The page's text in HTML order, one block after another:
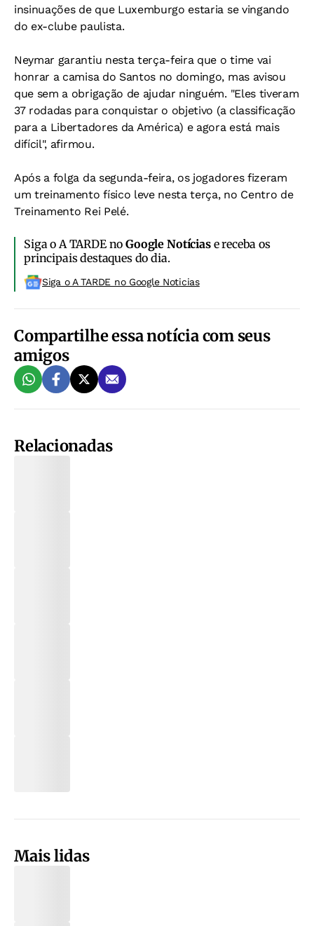
insinuações de que Luxemburgo estaria se vingando
do ex-clube paulista.
Neymar garantiu nesta terça-feira que o time vai
honrar a camisa do Santos no domingo, mas avisou
que sem a obrigação de ajudar ninguém. "Eles tiveram
37 rodadas para conquistar o objetivo (a classificação
para a Libertadores da América) e agora está mais
difícil", afirmou.
Após a folga da segunda-feira, os jogadores fizeram
um treinamento físico leve nesta terça, no Centro de
Treinamento Rei Pelé.
Siga o A TARDE noGoogle Notíciase receba os
principais destaques do dia.
Siga o A TARDE no Google Noticias
Compartilhe essa notícia com seus
amigos
Relacionadas
Mais lidas